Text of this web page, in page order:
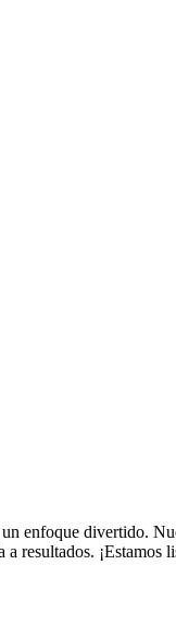
enfoque divertido.
resultados. ¡Estamos